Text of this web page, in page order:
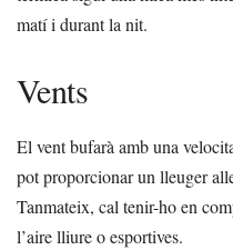
matí i durant la nit.
Vents
El vent bufarà amb una
pot proporcionar un lleuger
Tanmateix, cal tenir-ho en
l’aire lliure o esportives.